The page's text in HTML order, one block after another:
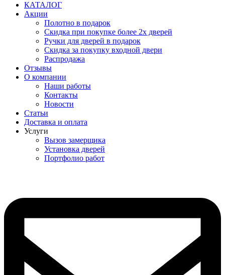
КАТАЛОГ
Акции
Полотно в подарок
Скидка при покупке более 2х дверей
Ручки для дверей в подарок
Скидка за покупку входной двери
Распродажа
Отзывы
О компании
Наши работы
Контакты
Новости
Статьи
Доставка и оплата
Услуги
Вызов замерщика
Установка дверей
Портфолио работ